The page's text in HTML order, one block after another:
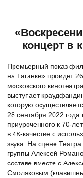
концерт в
Премьерный показ
на Таганке» пройдет
московского
выступает
которую
28 сентября 2022 года
приуроченного к 70-
в 4К-качестве с
звука. На сцене
группы Алексей
составе вместе с
Смоляковым